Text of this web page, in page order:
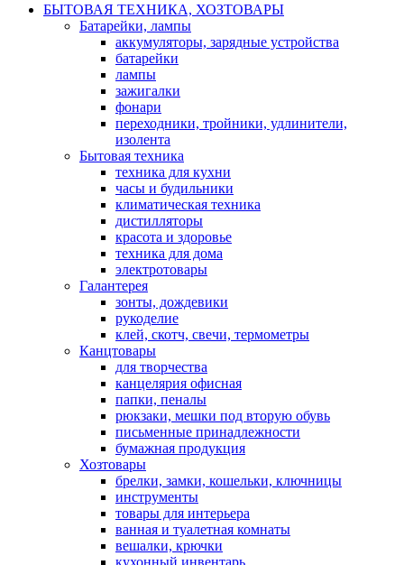
БЫТОВАЯ ТЕХНИКА, ХОЗТОВАРЫ
Батарейки, лампы
аккумуляторы, зарядные устройства
батарейки
лампы
зажигалки
фонари
переходники, тройники, удлинители,
изолента
Бытовая техника
техника для кухни
часы и будильники
климатическая техника
дистилляторы
красота и здоровье
техника для дома
электротовары
Галантерея
зонты, дождевики
рукоделие
клей, скотч, свечи, термометры
Канцтовары
для творчества
канцелярия офисная
папки, пеналы
рюкзаки, мешки под вторую обувь
письменные принадлежности
бумажная продукция
Хозтовары
брелки, замки, кошельки, ключницы
инструменты
товары для интерьера
ванная и туалетная комнаты
вешалки, крючки
кухонный инвентарь